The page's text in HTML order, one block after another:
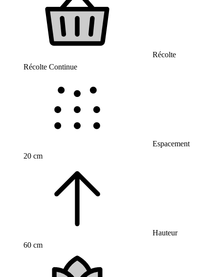
Récolte
Récolte Continue
Espacement
20 cm
Hauteur
60 cm